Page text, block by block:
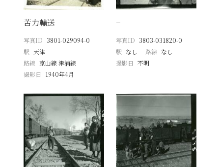
苦力輸送
写真ID 3801-029094-0
駅 天津
路線 京山線 津浦線
撮影日
1940年4月
−
写真ID 3803-031820-0
駅 なし 路線 なし
撮影日 不明